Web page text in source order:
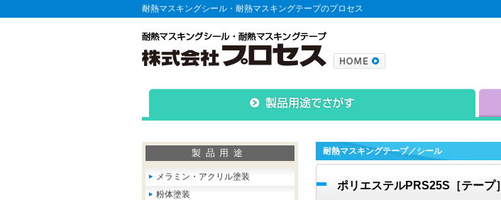
耐熱マスキングシール・耐熱マスキングテープのプロセス
製品用途
メラミン・アクリル塗装
粉体塗装
耐熱マスキングテープ／シール
ポリエステルPRS25S［テープ］